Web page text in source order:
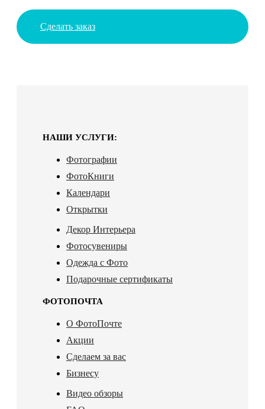
Сделать заказ
НАШИ УСЛУГИ:
Фотографии
ФотоКниги
Календари
Открытки
Декор Интерьера
Фотосувениры
Одежда с Фото
Подарочные сертификаты
ФОТОПОЧТА
О ФотоПочте
Акции
Сделаем за вас
Бизнесу
Видео обзоры